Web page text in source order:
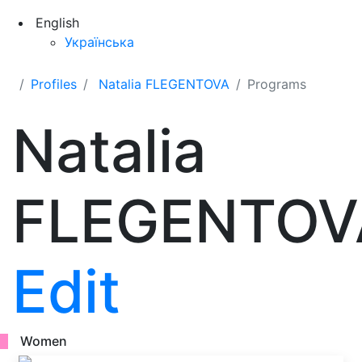
English
Українська
Profiles Natalia FLEGENTOVA Programs
Natalia
Edit
Women